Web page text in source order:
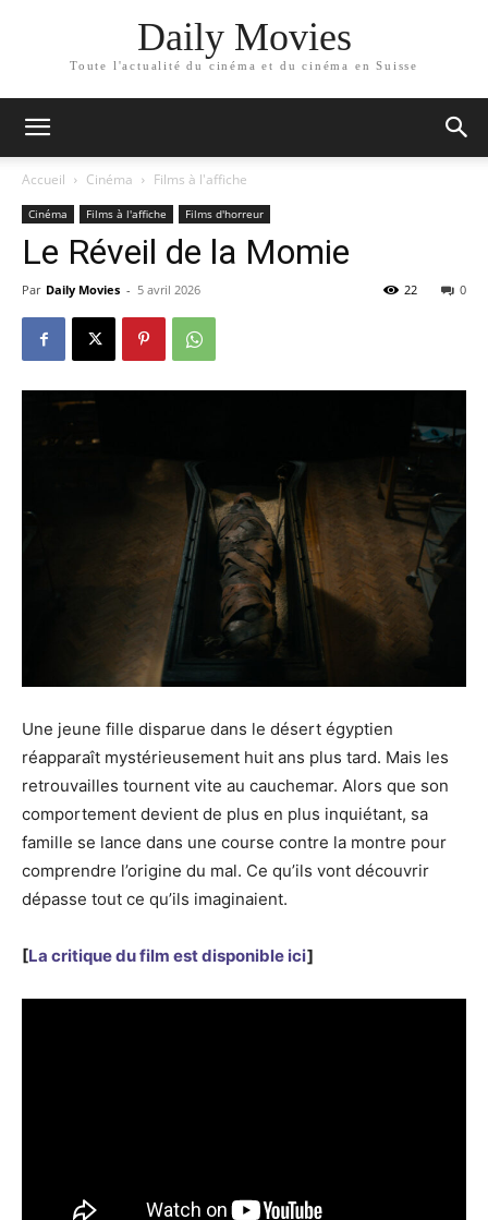
Daily Movies
Toute l'actualité du cinéma et du cinéma en Suisse
Accueil Cinéma Films à l'affiche
Cinéma Films à l'affiche Films d'horreur
Le Réveil de la Momie
Par Daily Movies - 5 avril 2026 0
22
Une jeune fille disparue dans le désert égyptien
réapparaît mystérieusement huit ans plus tard. Mais les
retrouvailles tournent vite au cauchemar. Alors que son
comportement devient de plus en plus inquiétant, sa
famille se lance dans une course contre la montre pour
comprendre l’origine du mal. Ce qu’ils vont découvrir
dépasse tout ce qu’ils imaginaient.
[La critique du film est disponible ici]